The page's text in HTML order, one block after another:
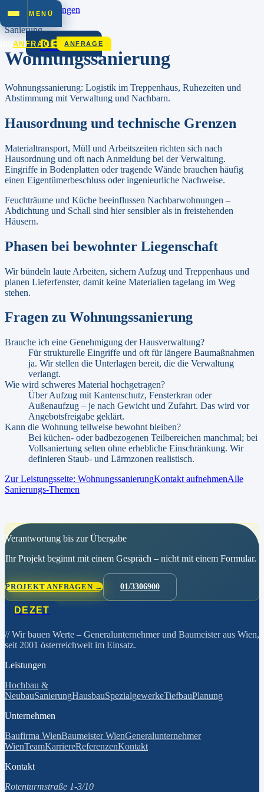
Zum Inhalt springen
MENÜ
DEZET
ANFRAGE ANFRAGE
Sanierung
Wohnungssanierung
Wohnungssanierung: Logistik im Treppenhaus, Ruhezeiten und
Abstimmung mit Verwaltung und Nachbarn.
Hausordnung und technische Grenzen
Materialtransport, Müll und Arbeitszeiten richten sich nach
Hausordnung und oft nach Anmeldung bei der Verwaltung.
Eingriffe in Bodenplatten oder tragende Wände brauchen häufig
einen Eigentümerbeschluss oder ingenieurliche Nachweise.
Feuchträume und Küche beeinflussen Nachbarwohnungen –
Abdichtung und Schall sind hier sensibler als in freistehenden
Häusern.
Phasen bei bewohnter Liegenschaft
Wir bündeln laute Arbeiten, sichern Aufzug und Treppenhaus und
planen Lieferfenster, damit keine Materialien tagelang im Weg
stehen.
Fragen zu Wohnungssanierung
Brauche ich eine Genehmigung der Hausverwaltung?
Für strukturelle Eingriffe und oft für längere Baumaßnahmen
ja. Wir stellen die Unterlagen bereit, die die Verwaltung
verlangt.
Wie wird schweres Material hochgetragen?
Über Aufzug mit Kantenschutz, Fensterkran oder
Außenaufzug – je nach Gewicht und Zufahrt. Das wird vor
Angebotsfreigabe geklärt.
Kann die Wohnung teilweise bewohnt bleiben?
Bei küchen- oder badbezogenen Teilbereichen manchmal; bei
Vollsaniertung selten ohne erhebliche Einschränkung. Wir
definieren Staub- und Lärmzonen realistisch.
Zur Leistungsseite: WohnungssanierungKontakt aufnehmenAlle
Sanierungs-Themen
Verantwortung bis zur Übergabe
Ihr Projekt beginnt mit einem Gespräch – nicht mit einem Formular.
PROJEKT ANFRAGEN → 01/3306900
DEZET
// Wir bauen Werte – Generalunternehmer und Baumeister aus Wien,
seit 2001 österreichweit im Einsatz.
Leistungen
Hochbau &
NeubauSanierungHausbauSpezialgewerkeTiefbauPlanung
Unternehmen
Baufirma WienBaumeister WienGeneralunternehmer
WienTeamKarriereReferenzenKontakt
Kontakt
Rotenturmstraße 1-3/10